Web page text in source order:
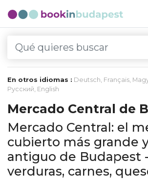
En otros idiomas : Deutsch, Français,
Русский, English
Mercado Central de
Mercado Central: el
cubierto más grande
antiguo de Budapest
verduras, carnes,